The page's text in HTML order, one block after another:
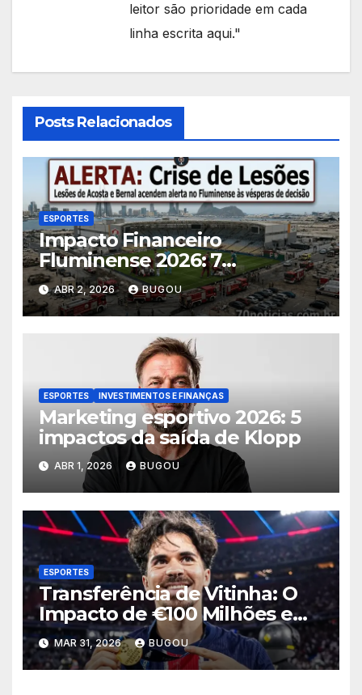
leitor são prioridade em cada
linha escrita aqui."
Posts Relacionados
ESPORTES
Impacto Financeiro
Fluminense 2026: 7
Consequências das Lesões
ABR 2, 2026 BUGOU
ESPORTES INVESTIMENTOS E FINANÇAS
Marketing esportivo 2026: 5
impactos da saída de Klopp
ABR 1, 2026 BUGOU
ESPORTES
Transferência de Vitinha: O
Impacto de €100 Milhões em
2026
MAR 31, 2026 BUGOU